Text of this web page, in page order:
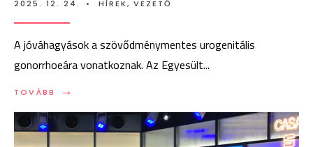
2025. 12. 24. • HÍREK, VEZETŐ
A jóváhagyások a szövődménymentes urogenitális
gonorrhoeára vonatkoznak. Az Egyesült...
TOVÁBB →